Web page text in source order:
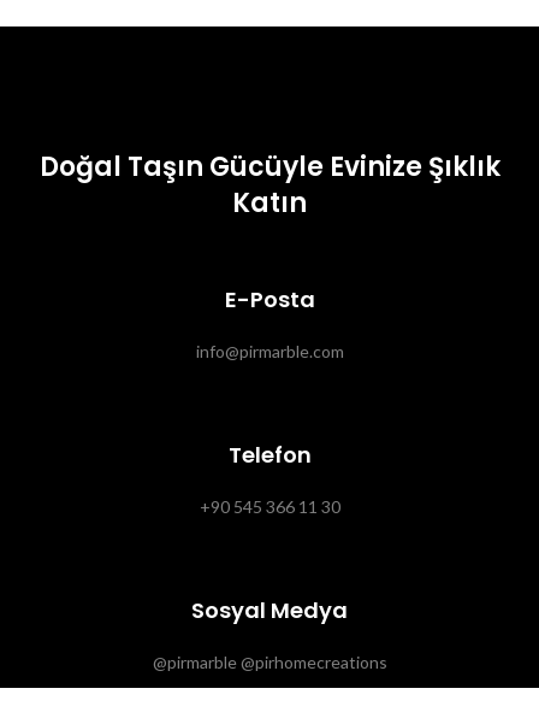
Doğal Taşın Gücüyle Evinize Şıklık
Katın
E-Posta
info@pirmarble.com
Telefon
+90 545 366 11 30
Sosyal Medya
@pirmarble @pirhomecreations